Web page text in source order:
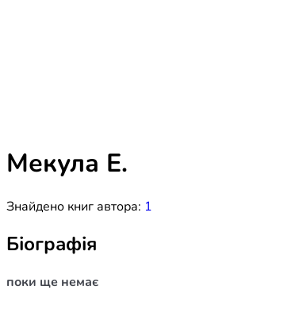
Мекула Е.
Знайдено книг автора: 1
Біографія
поки ще немає